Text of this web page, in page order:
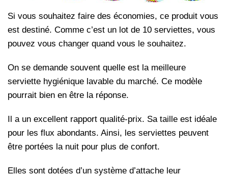
Si vous souhaitez faire des économies, ce produit vous
est destiné. Comme c’est un lot de 10 serviettes, vous
pouvez vous changer quand vous le souhaitez.
On se demande souvent quelle est la meilleure
serviette hygiénique lavable du marché. Ce modèle
pourrait bien en être la réponse.
Il a un excellent rapport qualité-prix. Sa taille est idéale
pour les flux abondants. Ainsi, les serviettes peuvent
être portées la nuit pour plus de confort.
Elles sont dotées d’un système d’attache leur